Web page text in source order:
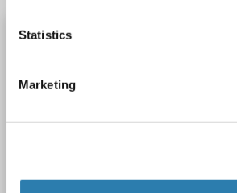
Statistics
Marketing
ATG16L1 Antikörper (AA 1-523)
Polyclonal
3 Abbildungen